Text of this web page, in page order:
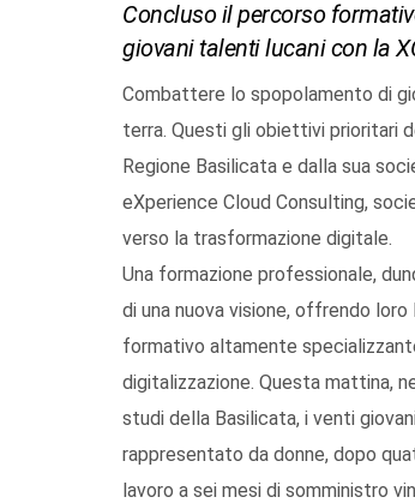
Concluso il percorso
giovani talenti lucani con la
Combattere lo spopolamento di
terra. Questi gli obiettivi prioritari
Regione Basilicata e dalla sua
eXperience Cloud Consulting,
verso la trasformazione digitale.
Una formazione professionale,
di una nuova visione, offrendo
formativo altamente
digitalizzazione. Questa mattina,
studi della Basilicata, i venti
rappresentato da donne, dopo
lavoro a sei mesi di somministro